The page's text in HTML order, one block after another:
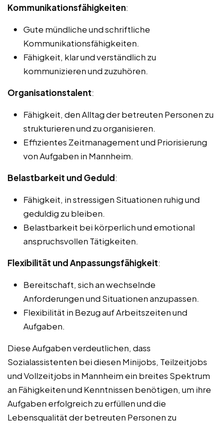
Kommunikationsfähigkeiten:
Gute mündliche und schriftliche
Kommunikationsfähigkeiten.
Fähigkeit, klar und verständlich zu
kommunizieren und zuzuhören.
Organisationstalent:
Fähigkeit, den Alltag der betreuten Personen zu
strukturieren und zu organisieren.
Effizientes Zeitmanagement und Priorisierung
von Aufgaben in Mannheim.
Belastbarkeit und Geduld:
Fähigkeit, in stressigen Situationen ruhig und
geduldig zu bleiben.
Belastbarkeit bei körperlich und emotional
anspruchsvollen Tätigkeiten.
Flexibilität und Anpassungsfähigkeit:
Bereitschaft, sich an wechselnde
Anforderungen und Situationen anzupassen.
Flexibilität in Bezug auf Arbeitszeiten und
Aufgaben.
Diese Aufgaben verdeutlichen, dass
Sozialassistenten bei diesen Minijobs, Teilzeitjobs
und Vollzeitjobs in Mannheim ein breites Spektrum
an Fähigkeiten und Kenntnissen benötigen, um ihre
Aufgaben erfolgreich zu erfüllen und die
Lebensqualität der betreuten Personen zu